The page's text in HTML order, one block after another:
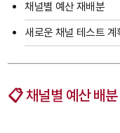
채널별 예산 재배분
새로운 채널 테스트 계
📋 채널별 예산 배